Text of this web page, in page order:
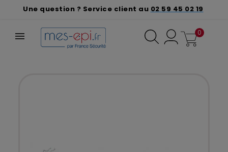
Une question ? Service client au 02 59 45 02 19
0